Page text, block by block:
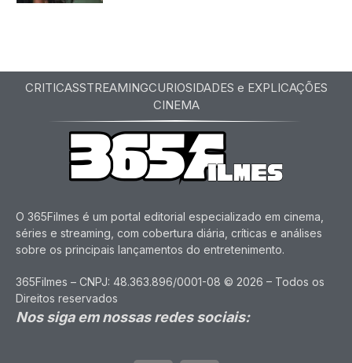
CRITICASSTREAMINGCURIOSIDADES e EXPLICAÇÕES
CINEMA
O 365Filmes é um portal editorial especializado em cinema,
séries e streaming, com cobertura diária, críticas e análises
sobre os principais lançamentos do entretenimento.
365Filmes – CNPJ: 48.363.896/0001-08 © 2026 – Todos os
Direitos reservados
Nos siga em nossas redes sociais: